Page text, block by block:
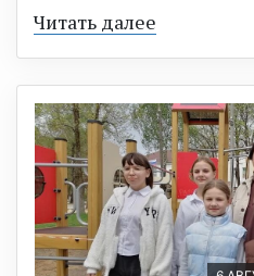
Читать далее